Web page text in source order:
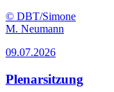
© DBT/Simone
M. Neumann
09.07.2026
Plenarsitzung